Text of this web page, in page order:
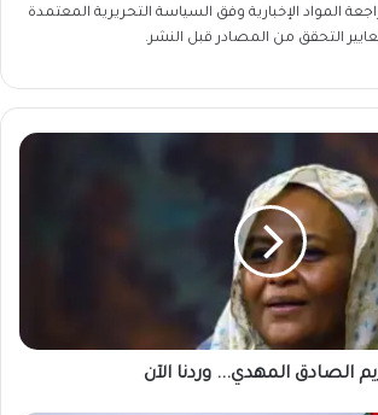
المواد الإخبارية وفق السياسة التحريرية المعتمدة
التحقق من المصادر قبل النشر.
الصادق المهدي... وردنا الآن